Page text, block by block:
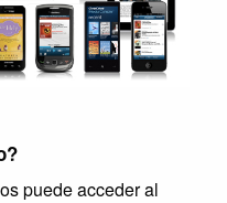
puede acceder al